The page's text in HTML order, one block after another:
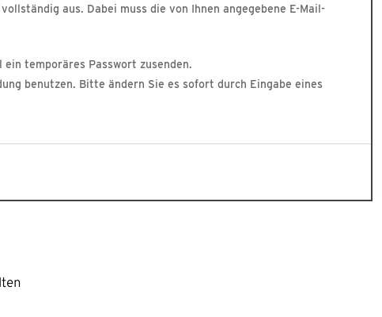
aus. Dabei muss die von Ihnen angegebene E-Mail-
temporäres Passwort zusenden.
benutzen. Bitte ändern Sie es sofort durch Eingabe eines